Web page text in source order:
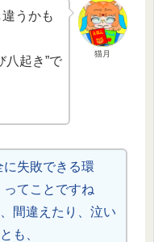
猫月
うかも
八起き”で
に失敗できる環
ってことですね
間違えたり、泣い
も、